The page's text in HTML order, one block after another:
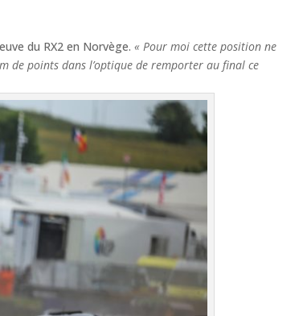
du RX2 en Norvège.« Pour moi cette position ne
de points dans l’optique de remporter au final ce